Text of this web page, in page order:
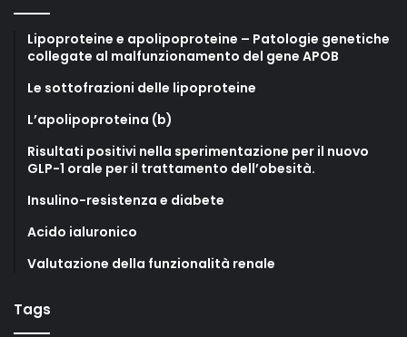
Lipoproteine e apolipoproteine – Patologie genetiche
collegate al malfunzionamento del gene APOB
Le sottofrazioni delle lipoproteine
L’apolipoproteina (b)
Risultati positivi nella sperimentazione per il nuovo
GLP-1 orale per il trattamento dell’obesità.
Insulino-resistenza e diabete
Acido ialuronico
Valutazione della funzionalità renale
Tags